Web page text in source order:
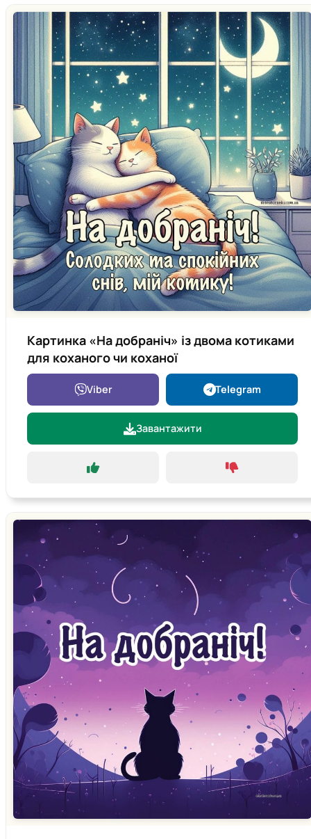
Картинка «На добраніч» із двома котиками
для коханого чи коханої
Viber Telegram
Завантажити